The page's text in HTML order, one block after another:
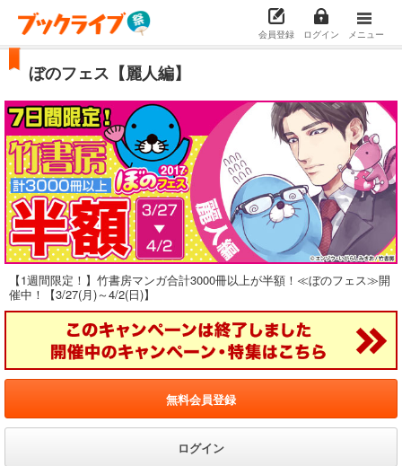
会員登録 ログイン メニュー
ぼのフェス【麗人編】
【1週間限定！】竹書房マンガ合計3000冊以上が半額！≪ぼのフェス≫開
催中！【3/27(月)～4/2(日)】
無料会員登録
ログイン